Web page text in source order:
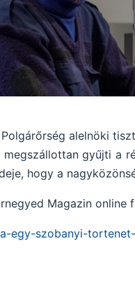
alelnöki
gyűjti a
hogy a
Magazin online
egy-szobanyi-